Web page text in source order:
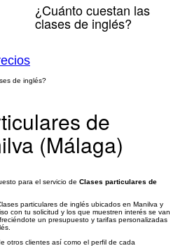
¿Cuánto cuestan las
clases de inglés?
de
(Málaga)
para el servicio de Clases particulares de
particulares de inglés ubicados en Manilva y
con tu solicitud y los que muestren interés se van
un presupuesto y tarifas personalizadas
otros clientes así como el perfil de cada